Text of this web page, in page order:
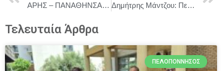
AΡΗΣ – ΠΑΝΑΘΗΝΣΑΙΚΟΣ 1-1
Δημήτρης Μάντζου: Πενήντα ένα χρόνια μετά την τουρκική εισβολή, είναι ιστορική αναγκαιότητα η επανένωση της Κύπρου
Τελευταία Άρθρα
ΠΕΛΟΠΌΝΝΗΣΟΣ